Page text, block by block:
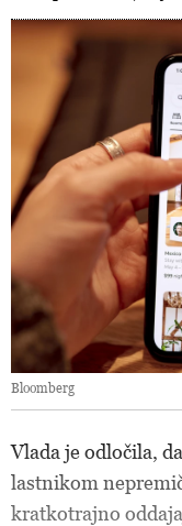
Bloomberg
Vlada je odločila,
lastnikom
kratkotrajno